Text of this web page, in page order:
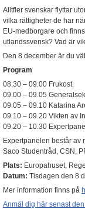
Alltfler svenskar flyttar
vilka rättigheter de har
EU-medborgare och
utlandssvensk? Vad är
Den 8 december är du
Program
08.30 – 09.00 Frukost.
09.00 – 09.05
09.05 – 09.10 Katarina
09.10 – 09.20 Vikten av
09.20 – 10.30
Expertpanelen består av
Saco Studentråd, CSN,
Plats: Europahuset,
Datum: Tisdagen den 8
Mer information finns på
Anmäl dig här senast